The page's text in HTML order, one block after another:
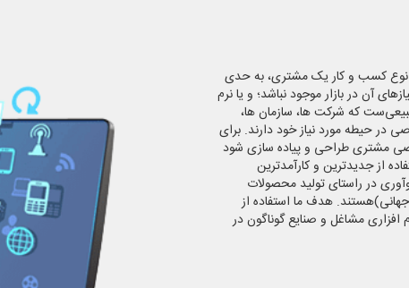
نوع کسب و کار یک مشتری، به حدی
آن در بازار موجود نباشد؛ و یا نرم
که شرکت ها، سازمان ها،
در حیطه مورد نیاز خود دارند. برای
مشتری طراحی و پیاده سازی شود
از جدیدترین و کارآمدترین
در راستای تولید محصولات
جهانی)هستند. هدف ما استفاده از
افزاری مشاغل و صنایع گوناگون در